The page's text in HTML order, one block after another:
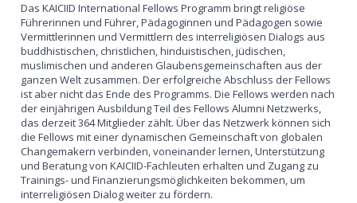
Das KAICIID International Fellows Programm bringt religiöse
Führerinnen und Führer, Pädagoginnen und Pädagogen sowie
Vermittlerinnen und Vermittlern des interreligiösen Dialogs aus
buddhistischen, christlichen, hinduistischen, jüdischen,
muslimischen und anderen Glaubensgemeinschaften aus der
ganzen Welt zusammen. Der erfolgreiche Abschluss der Fellows
ist aber nicht das Ende des Programms. Die Fellows werden nach
der einjährigen Ausbildung Teil des Fellows Alumni Netzwerks,
das derzeit 364 Mitglieder zählt. Über das Netzwerk können sich
die Fellows mit einer dynamischen Gemeinschaft von globalen
Changemakern verbinden, voneinander lernen, Unterstützung
und Beratung von KAICIID-Fachleuten erhalten und Zugang zu
Trainings- und Finanzierungsmöglichkeiten bekommen, um
interreligiösen Dialog weiter zu fördern.